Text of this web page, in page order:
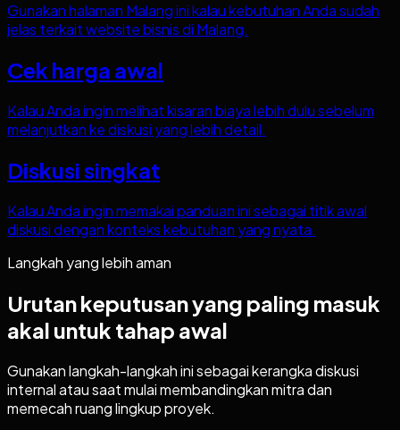
Gunakan halaman Malang ini kalau kebutuhan Anda sudah
jelas terkait website bisnis di Malang.
Cek harga awal
Kalau Anda ingin melihat kisaran biaya lebih dulu sebelum
melanjutkan ke diskusi yang lebih detail.
Diskusi singkat
Kalau Anda ingin memakai panduan ini sebagai titik awal
diskusi dengan konteks kebutuhan yang nyata.
Langkah yang lebih aman
Urutan keputusan yang paling masuk
akal untuk tahap awal
Gunakan langkah-langkah ini sebagai kerangka diskusi
internal atau saat mulai membandingkan mitra dan
memecah ruang lingkup proyek.